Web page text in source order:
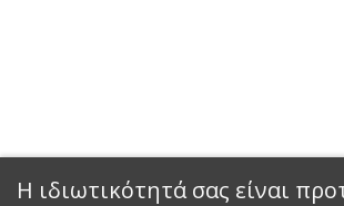
Η ιδιωτικότητά σας είναι